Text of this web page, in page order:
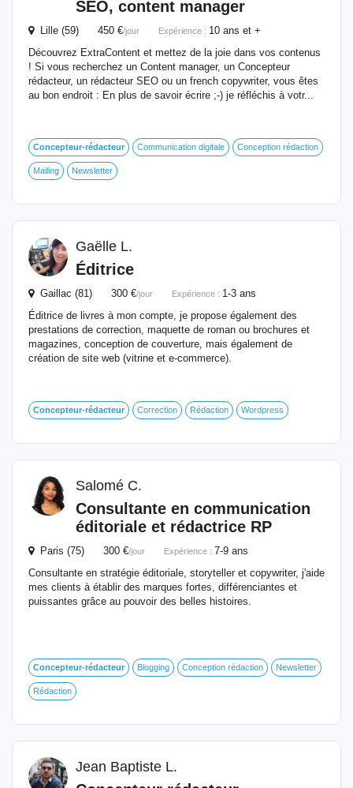
SEO, content manager
Lille (59) 450 €/jour Expérience : 10 ans et +
Découvrez ExtraContent et mettez de la joie dans vos contenus
! Si vous recherchez un Content manager, un Concepteur
rédacteur, un rédacteur SEO ou un french copywriter, vous êtes
au bon endroit : En plus de savoir écrire ;-) je réfléchis à votr...
Concepteur-rédacteur Communication digitale Conception rédaction
Mailing Newsletter
Gaëlle L.
Éditrice
Gaillac (81) 300 €/jour Expérience : 1-3 ans
Éditrice de livres à mon compte, je propose également des
prestations de correction, maquette de roman ou brochures et
magazines, conception de couverture, mais également de
création de site web (vitrine et e-commerce).
Concepteur-rédacteur Correction Rédaction Wordpress
Salomé C.
Consultante en communication
éditoriale et rédactrice RP
Paris (75) 300 €/jour Expérience : 7-9 ans
Consultante en stratégie éditoriale, storyteller et copywriter, j'aide
mes clients à établir des marques fortes, différenciantes et
puissantes grâce au pouvoir des belles histoires.
Concepteur-rédacteur Blogging Conception rédaction Newsletter
Rédaction
Jean Baptiste L.